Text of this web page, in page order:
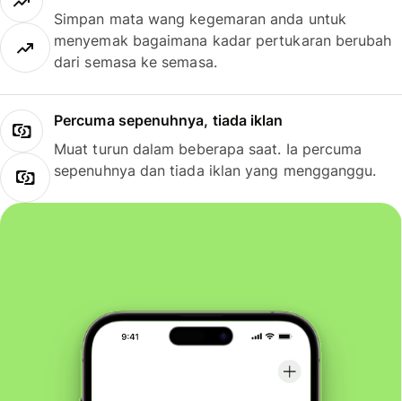
Simpan mata wang kegemaran anda untuk
menyemak bagaimana kadar pertukaran berubah
dari semasa ke semasa.
Percuma sepenuhnya, tiada iklan
Muat turun dalam beberapa saat. Ia percuma
sepenuhnya dan tiada iklan yang mengganggu.